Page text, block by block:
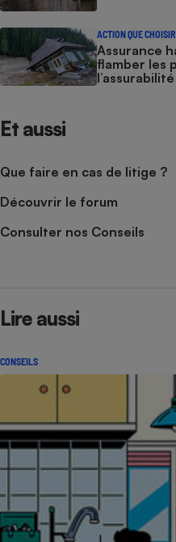
ACTION QUE
Assurance
flamber les
Et aussi
Que faire en cas de litige ?
Découvrir le forum
Consulter nos Conseils
Lire aussi
CONSEILS